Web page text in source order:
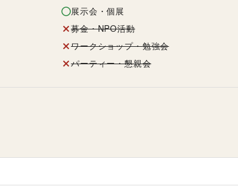
展示会・個展
募金・NPO活動
ワークショップ・勉強会
パーティー・懇親会